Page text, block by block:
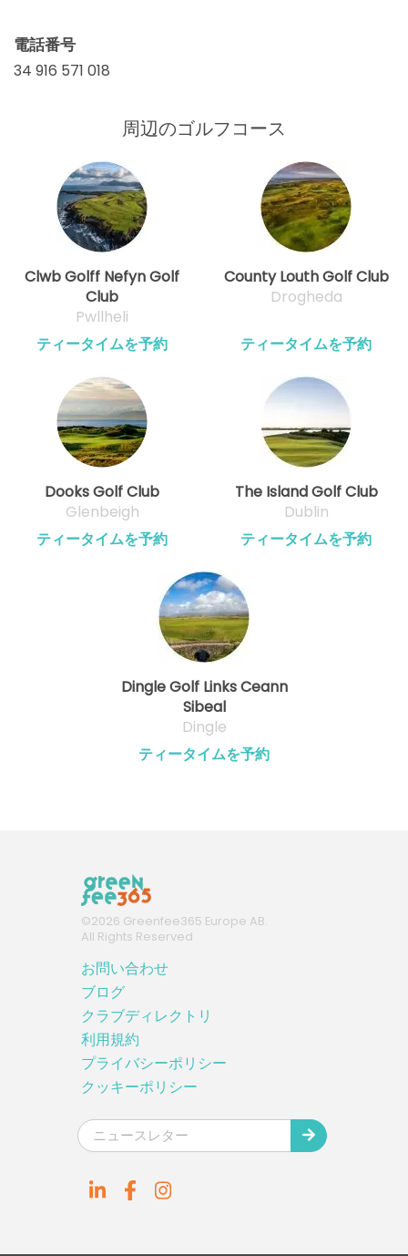
電話番号
34 916 571 018
周辺のゴルフコース
Clwb Golff Nefyn Golf
Club
Pwllheli
ティータイムを予約
County Louth Golf Club
Drogheda
ティータイムを予約
Dooks Golf Club
Glenbeigh
ティータイムを予約
The Island Golf Club
Dublin
ティータイムを予約
Dingle Golf Links Ceann
Sibeal
Dingle
ティータイムを予約
©2026 Greenfee365 Europe AB.
All Rights Reserved
お問い合わせ
ブログ
クラブディレクトリ
利用規約
プライバシーポリシー
クッキーポリシー